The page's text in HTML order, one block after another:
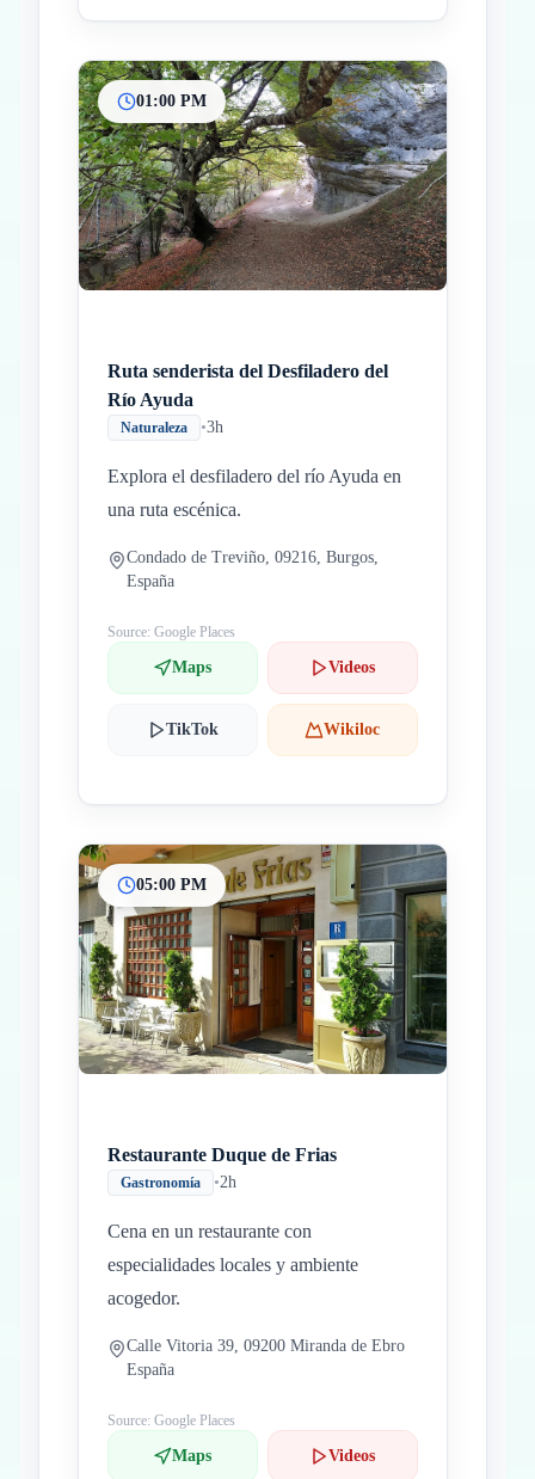
01:00 PM
Ruta senderista del Desfiladero del
Río Ayuda
Naturaleza •3h
Explora el desfiladero del río Ayuda en
una ruta escénica.
Condado de Treviño, 09216, Burgos,
España
Source: Google Places
Maps Videos
TikTok Wikiloc
05:00 PM
Restaurante Duque de Frias
Gastronomía •2h
Cena en un restaurante con
especialidades locales y ambiente
acogedor.
Calle Vitoria 39, 09200 Miranda de Ebro
España
Source: Google Places
Maps Videos